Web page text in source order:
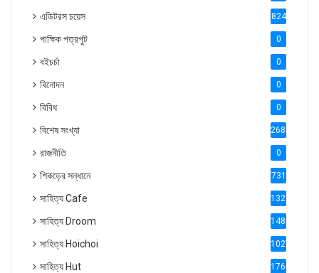
এডিটরস চয়েস 824
পাক্ষিক পত্রপুট 0
বইচর্চা 0
বিনোদন 0
বিবিধ 0
বিশেষ সংখ্যা 2686
রাজনীতি 0
শিকড়ের সন্ধানে 731
সাহিত্য Cafe 1321
সাহিত্য Droom 1488
সাহিত্য Hoichoi 1027
সাহিত্য Hut 1769